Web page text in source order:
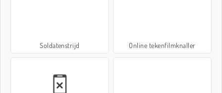
Soldatenstrijd Online tekenfilmknaller